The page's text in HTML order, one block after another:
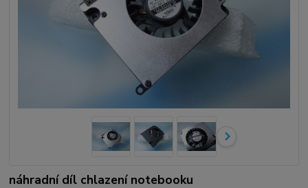
náhradní díl chlazení notebooku